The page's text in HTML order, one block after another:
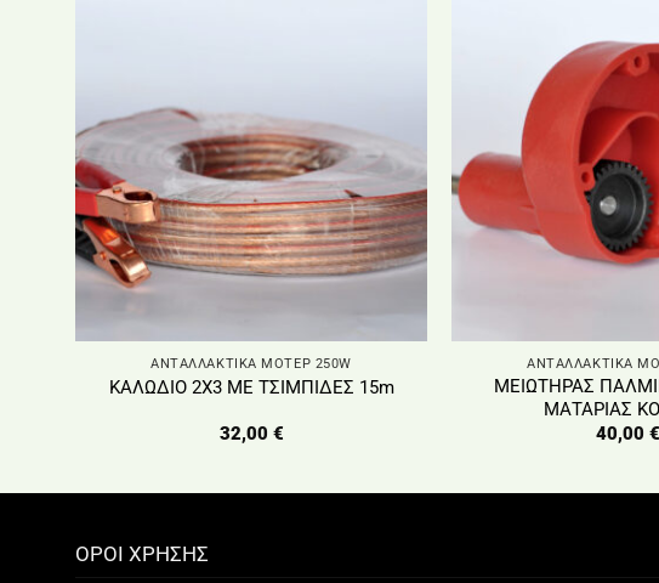
ΑΝΤΑΛΛΑΚΤΙΚΑ ΜΟΤΕΡ 250W
ΚΑΛΩΔΙΟ 2Χ3 ΜΕ ΤΣΙΜΠΙΔΕΣ 15m
32,00 €
ΑΝΤΑΛΛΑΚΤΙΚΑ
ΜΕΙΩΤΗΡΑΣ
ΜΑΤΑΡΙΑΣ
40,00 €
ΟΡΟΙ ΧΡΗΣΗΣ